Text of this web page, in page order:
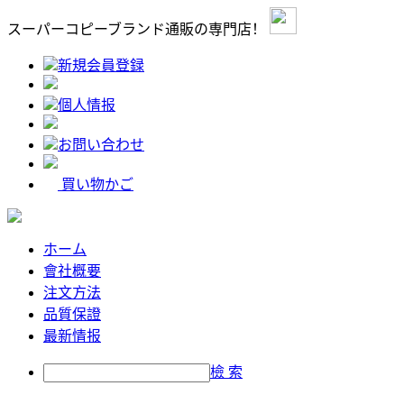
スーパーコピーブランド通販の専門店！
新規会員登録
個人情报
お問い合わせ
買い物かご
ホーム
會社概要
注文方法
品質保證
最新情报
檢 索